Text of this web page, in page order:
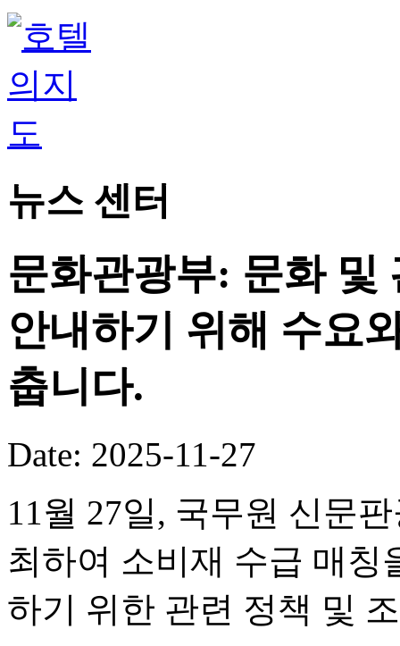
뉴스 센터
문화관광부: 문화 및
안내하기 위해 수요
춥니다.
Date: 2025-11-27
11월 27일, 국무원 신문
최하여 소비재 수급 매칭
하기 위한 관련 정책 및